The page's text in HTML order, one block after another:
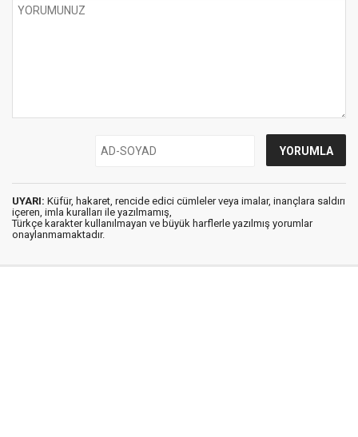
UYARI: Küfür, hakaret, rencide edici cümleler veya imalar, inançlara saldırı
içeren, imla kuralları ile yazılmamış,
Türkçe karakter kullanılmayan ve büyük harflerle yazılmış yorumlar
onaylanmamaktadır.